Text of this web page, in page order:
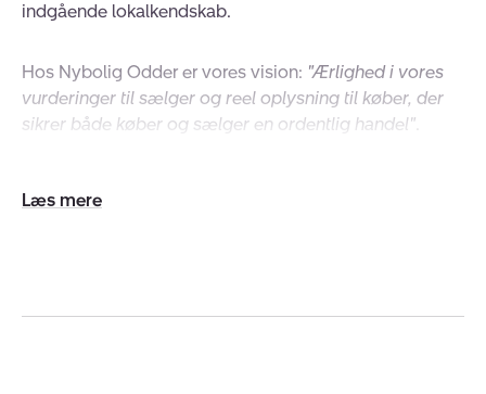
indgående lokalkendskab.
Hos Nybolig Odder er vores vision: "Ærlighed i vores
vurderinger til sælger og reel oplysning til køber, der
sikrer både køber og sælger en ordentlig handel"
Malling, Odder og omegn